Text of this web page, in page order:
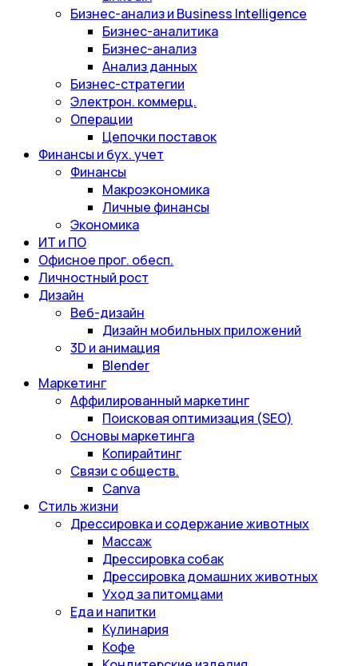
Бизнес-анализ и Business Intelligence
Бизнес-аналитика
Бизнес-анализ
Анализ данных
Бизнес-стратегии
Электрон. коммерц.
Операции
Цепочки поставок
Финансы и бух. учет
Финансы
Макроэкономика
Личные финансы
Экономика
ИТ и ПО
Офисное прог. обесп.
Личностный рост
Дизайн
Веб-дизайн
Дизайн мобильных приложений
3D и анимация
Blender
Маркетинг
Аффилированный маркетинг
Поисковая оптимизация (SEO)
Основы маркетинга
Копирайтинг
Связи с обществ.
Canva
Стиль жизни
Дрессировка и содержание животных
Массаж
Дрессировка собак
Дрессировка домашних животных
Уход за питомцами
Еда и напитки
Кулинария
Кофе